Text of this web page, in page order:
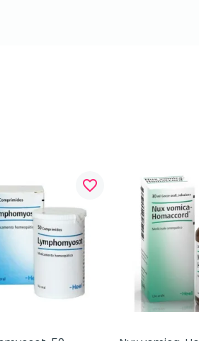
favorite_border